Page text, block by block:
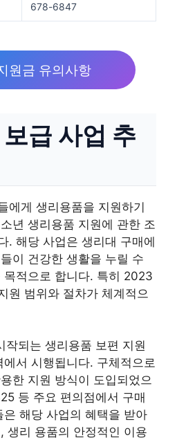
678-6847
원금 유의사항
급 사업 추
에게 생리용품을 지원하기
년 생리용품 지원에 관한 조
. 해당 사업은 생리대 구매에
이 건강한 생활을 누릴 수
목적으로 합니다. 특히 2023
원 범위와 절차가 체계적으
되는 생리용품 보편 지원
서 시행됩니다. 구체적으로
한 지원 방식이 도입되었으
등 주요 편의점에서 구매
해당 사업의 혜택을 받아
생리 용품의 안정적인 이용